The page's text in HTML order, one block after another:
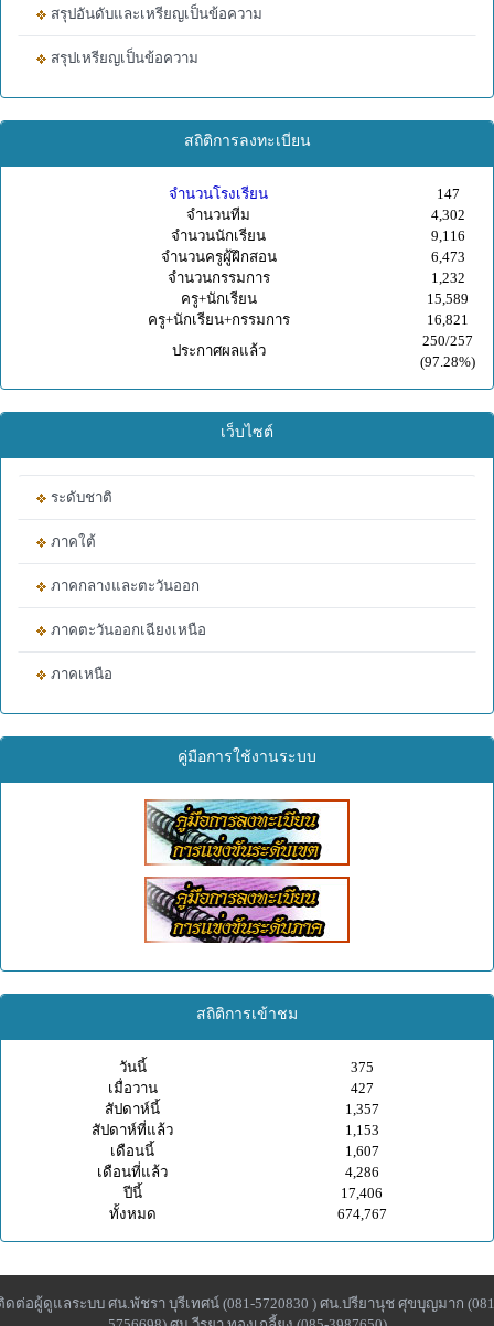
สรุปอันดับและเหรียญเป็นข้อความ
สรุปเหรียญเป็นข้อความ
สถิติการลงทะเบียน
จำนวนโรงเรียน
147
จำนวนทีม
4,302
จำนวนนักเรียน
9,116
จำนวนครูผู้ฝึกสอน
6,473
จำนวนกรรมการ
1,232
ครู+นักเรียน
15,589
ครู+นักเรียน+กรรมการ
16,821
ประกาศผลแล้ว
250/257
(97.28%)
เว็บไซต์
ระดับชาติ
ภาคใต้
ภาคกลางและตะวันออก
ภาคตะวันออกเฉียงเหนือ
ภาคเหนือ
คู่มือการใช้งานระบบ
สถิติการเข้าชม
วันนี้
375
เมื่อวาน
427
สัปดาห์นี้
1,357
สัปดาห์ที่แล้ว
1,153
เดือนนี้
1,607
เดือนที่แล้ว
4,286
ปีนี้
17,406
ทั้งหมด
674,767
ดต่อผู้ดูแลระบบ ศน.พัชรา บุรีเทศน์ (081-5720830 ) ศน.ปรียานุช ศุขบุญมาก